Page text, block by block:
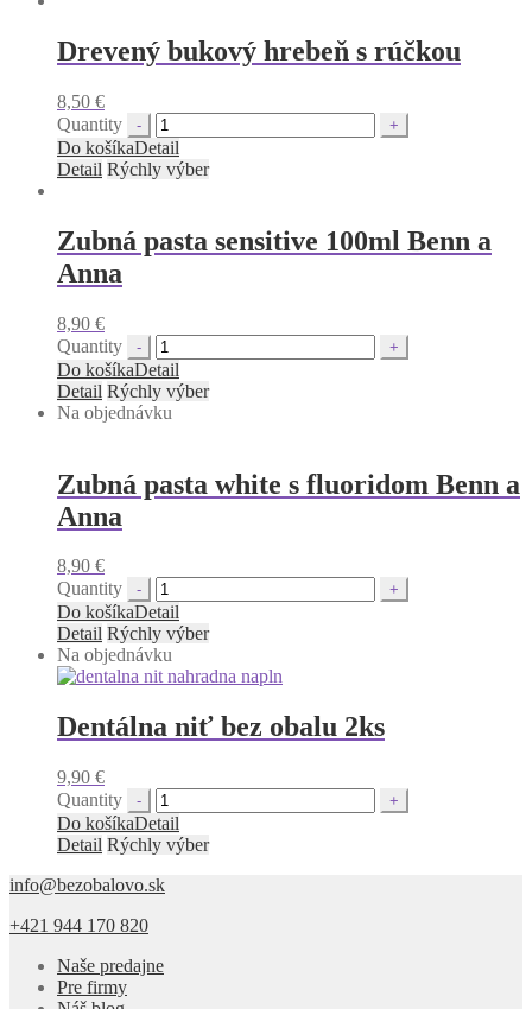
Drevený bukový hrebeň s rúčkou
8,50 €
Quantity
Do košíkaDetail
Detail Rýchly výber
Zubná pasta sensitive 100ml Benn a
Anna
8,90 €
Quantity
Do košíkaDetail
Detail Rýchly výber
Na objednávku
Zubná pasta white s fluoridom Benn a
Anna
8,90 €
Quantity
Do košíkaDetail
Detail Rýchly výber
Na objednávku
Dentálna niť bez obalu 2ks
9,90 €
Quantity
Do košíkaDetail
Detail Rýchly výber
info@bezobalovo.sk
+421 944 170 820
Naše predajne
Pre firmy